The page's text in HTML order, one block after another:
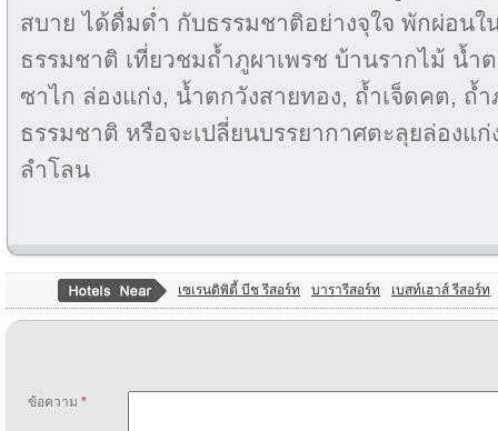
สบาย ได้ดื่มด่ำ กับธรรมชาติอย่างจุใจ พักผ่อน
ธรรมชาติ เที่ยวชมถ้ำภูผาเพรช บ้านรากไม้ น้ำ
ซาไก ล่องแก่ง, น้ำตกวังสายทอง, ถ้ำเจ็ดคต, ถ้
ธรรมชาติ หรือจะเปลี่ยนบรรยากาศตะลุยล่องแ
ลำโลน
เซเรนดิพิตี้ บีช รีสอร์ท บารารีสอร์ท เบสท์เฮาส์ รีสอร์ท
ข้อความ *